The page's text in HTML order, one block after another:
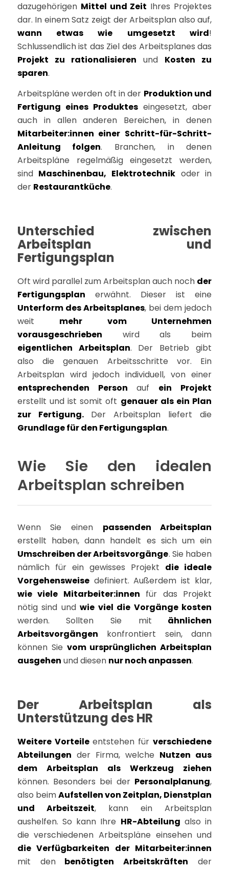
dazugehörigen Mittel und Zeit Ihres Projektes
dar. In einem Satz zeigt der Arbeitsplan also auf,
wann etwas wie umgesetzt wird!
Schlussendlich ist das Ziel des Arbeitsplanes das
Projekt zu rationalisieren und Kosten zu
sparen.
Arbeitspläne werden oft in der Produktion und
Fertigung eines Produktes eingesetzt, aber
auch in allen anderen Bereichen, in denen
Mitarbeiter:innen einer Schritt-für-Schritt-
Anleitung folgen. Branchen, in denen
Arbeitspläne regelmäßig eingesetzt werden,
sind Maschinenbau, Elektrotechnik oder in
der Restaurantküche.
Unterschied zwischen
Arbeitsplan und
Fertigungsplan
Oft wird parallel zum Arbeitsplan auch noch der
Fertigungsplan erwähnt. Dieser ist eine
Unterform des Arbeitsplanes, bei dem jedoch
weit mehr vom Unternehmen
vorausgeschrieben wird als beim
eigentlichen Arbeitsplan. Der Betrieb gibt
also die genauen Arbeitsschritte vor. Ein
Arbeitsplan wird jedoch individuell, von einer
entsprechenden Person auf ein Projekt
erstellt und ist somit oft genauer als ein Plan
zur Fertigung. Der Arbeitsplan liefert die
Grundlage für den Fertigungsplan.
Wie Sie den idealen
Arbeitsplan schreiben
Wenn Sie einen passenden Arbeitsplan
erstellt haben, dann handelt es sich um ein
Umschreiben der Arbeitsvorgänge. Sie haben
nämlich für ein gewisses Projekt die ideale
Vorgehensweisedefiniert. Außerdem ist klar,
wie viele Mitarbeiter:innen für das Projekt
nötig sind undwie viel die Vorgänge kosten
werden. Sollten Sie mit ähnlichen
Arbeitsvorgängen konfrontiert sein, dann
können Sie vom ursprünglichen Arbeitsplan
ausgehen und diesen nur noch anpassen.
Der Arbeitsplan als
Unterstützung des HR
Weitere Vorteileentstehen fürverschiedene
Abteilungen der Firma, welche Nutzen aus
dem Arbeitsplan als Werkzeug ziehen
können. Besonders bei der Personalplanung,
also beimAufstellen von Zeitplan, Dienstplan
und Arbeitszeit, kann ein Arbeitsplan
aushelfen. So kann Ihre HR-Abteilung also in
die verschiedenen Arbeitspläne einsehen und
die Verfügbarkeiten der Mitarbeiter:innen
mit denbenötigten Arbeitskräften der